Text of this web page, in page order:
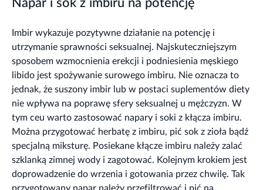
Napar i sok z imbiru na potencję
Imbir wykazuje pozytywne działanie na potencję i
utrzymanie sprawności seksualnej. Najskuteczniejszym
sposobem wzmocnienia erekcji i podniesienia męskiego
libido jest spożywanie surowego imbiru. Nie oznacza to
jednak, że suszony imbir lub w postaci suplementów diety
nie wpływa na poprawę sfery seksualnej u mężczyzn. W
tym ceu warto zastosować napary i soki z kłącza imbiru.
Można przygotować herbatę z imbiru, pić sok z zioła bądź
specjalną miksturę. Posiekane kłącze imbiru należy zalać
szklanką zimnej wody i zagotować. Kolejnym krokiem jest
doprowadzenie do wrzenia i gotowania przez chwilę. Tak
przygotowany napar należy przefiltrować i pić na